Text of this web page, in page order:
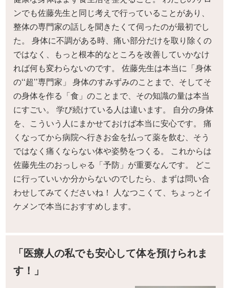
ンでも佐藤先生と同じ考えで行っていることがあり、
整体の専門家の話しを聞きたくて伺ったのが最初でし
た。 身体に不調がある時、痛い部分だけを取り除くの
ではなく、もっと根本的なところを改善していかなけ
れば何も変わらないのです。 佐藤先生は本当に「身体
の‘‘超’’専門家」 身体のすみずみのことまで、そしてそ
の身体を作る「食」のことまで、その知識の量は本当
にすごい。 学び続けている人は違います。 自分の身体
を、こういう人にまかせておけば本当に安心です。 痛
くなってから病院へ行きお金を払って薬を飲む、そう
ではなく痛くならない体や姿勢をつくる。 これからは
佐藤先生のおっしゃる「予防」が重要なんです。 どこ
に行っていいか分からないのでしたら、まずは問い合
わせしてみてくださいね！ 人なつこくて、ちょっとイ
ケメンで本当におすすめします。
「医療人の私でも安心して体を預けられま
す！」